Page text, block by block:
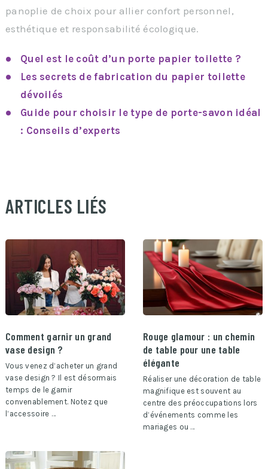
panoplie de choix pour allier confort personnel,
esthétique et responsabilité écologique.
Quel est le coût d’un porte papier toilette ?
Les secrets de fabrication du papier toilette
dévoilés
Guide pour choisir le type de porte-savon idéal
: Conseils d’experts
ARTICLES LIÉS
Comment garnir un grand
vase design ?
Vous venez d’acheter un grand
vase design ? Il est désormais
temps de le garnir
convenablement. Notez que
l’accessoire …
Rouge glamour : un chemin
de table pour une table
élégante
Réaliser une décoration de table
magnifique est souvent au
centre des préoccupations lors
d’événements comme les
mariages ou …